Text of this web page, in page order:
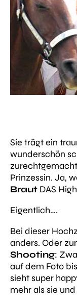
Sie trägt ein
wunderschön
Prinzessin. Ja,
Braut DAS
Eigentlich….
Bei dieser
anders. Oder
Shooting:
auf dem Foto
sieht super
mehr als sie